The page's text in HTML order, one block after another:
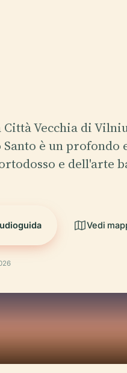
Città Vecchia di
è un profondo
e dell'arte
Vedi